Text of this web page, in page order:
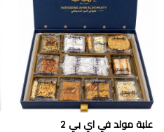
علبة مولد في اي بي 2